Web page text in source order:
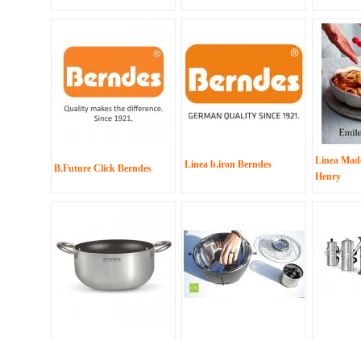
B.Future Click Berndes Linea b.iron Berndes
Linea
Henry